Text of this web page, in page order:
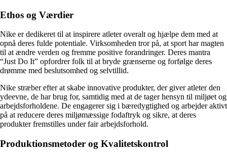
Ethos og Værdier
Nike er dedikeret til at inspirere atleter overalt og hjælpe dem med at
opnå deres fulde potentiale. Virksomheden tror på, at sport har magten
til at ændre verden og fremme positive forandringer. Deres mantra
“Just Do It” opfordrer folk til at bryde grænserne og forfølge deres
drømme med beslutsomhed og selvtillid.
Nike stræber efter at skabe innovative produkter, der giver atleter den
ydeevne, de har brug for, samtidig med at de tager hensyn til miljøet og
arbejdsforholdene. De engagerer sig i bæredygtighed og arbejder aktivt
på at reducere deres miljømæssige fodaftryk og sikre, at deres
produkter fremstilles under fair arbejdsforhold.
Produktionsmetoder og Kvalitetskontrol